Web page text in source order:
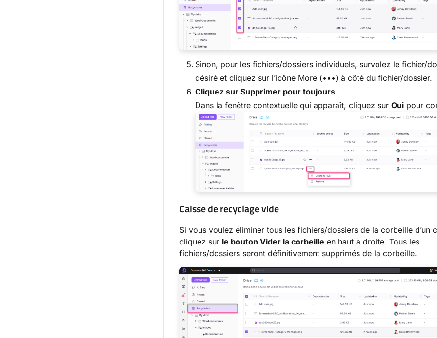
Sinon, pour les fichiers/dossiers individuels, survolez le fichier/
désiré et cliquez sur l’icône More (•••) à côté du fichier/dossier.
Cliquez sur Supprimer pour toujours.
Dans la fenêtre contextuelle qui apparaît, cliquez sur Oui pour
Caisse de recyclage vide
Si vous voulez éliminer tous les fichiers/dossiers de la corbeille d’un
cliquez sur le bouton Vider la corbeille en haut à droite. Tous les
fichiers/dossiers seront définitivement supprimés de la corbeille.